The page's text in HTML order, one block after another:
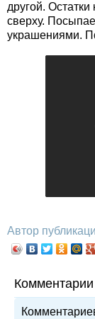
другой.
сверху.
украшениями.
Автор